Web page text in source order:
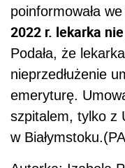
poinformowała
2022 r. lekarka
Podała, że
nieprzedłużenie
emeryturę.
szpitalem, tylko z
w